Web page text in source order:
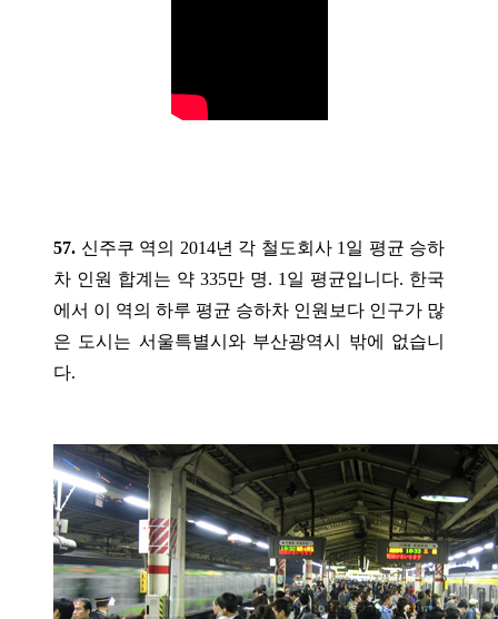
57. 신주쿠 역의 2014년 각 철도회사 1일 평균 승하
차 인원 합계는 약 335만 명. 1일 평균입니다. 한국
에서 이 역의 하루 평균 승하차 인원보다 인구가 많
은 도시는 서울특별시와 부산광역시 밖에 없습니
다.